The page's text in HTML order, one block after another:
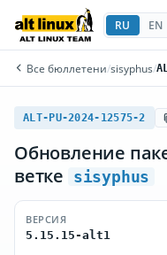
RU EN
Все бюллетени/sisyphus/
ALT-PU-2024-12575-2
Обновление
ветке
sisyphus
ВЕРСИЯ
5.15.15-alt1